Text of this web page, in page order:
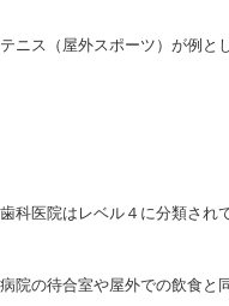
テニス（屋外スポーツ）が例と
歯科医院はレベル４に分類され
病院の待合室や屋外での飲食と